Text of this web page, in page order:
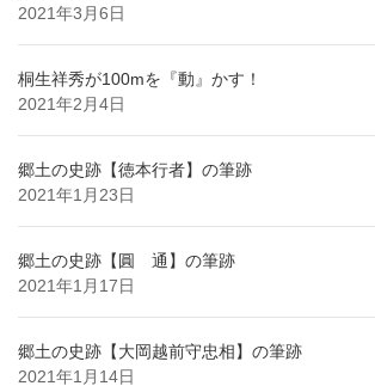
2021年3月6日
桐生祥秀が100mを『動』かす！
2021年2月4日
郷土の史跡【徳本行者】の筆跡
2021年1月23日
郷土の史跡【圓 通】の筆跡
2021年1月17日
郷土の史跡【大岡越前守忠相】の筆跡
2021年1月14日